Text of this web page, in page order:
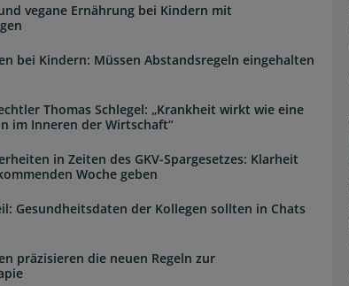
vegane Ernährung bei Kindern mit
bei Kindern: Müssen Abstandsregeln eingehalten
Thomas Schlegel: „Krankheit wirkt wie eine
im Inneren der Wirtschaft“
in Zeiten des GKV-Spargesetzes: Klarheit
Woche geben
Gesundheitsdaten der Kollegen sollten in Chats
präzisieren die neuen Regeln zur